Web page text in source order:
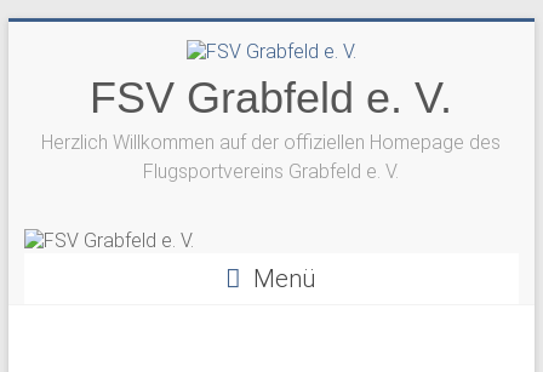
FSV Grabfeld e. V.
Herzlich Willkommen auf der offiziellen Homepage des
Flugsportvereins Grabfeld e. V.
Menü